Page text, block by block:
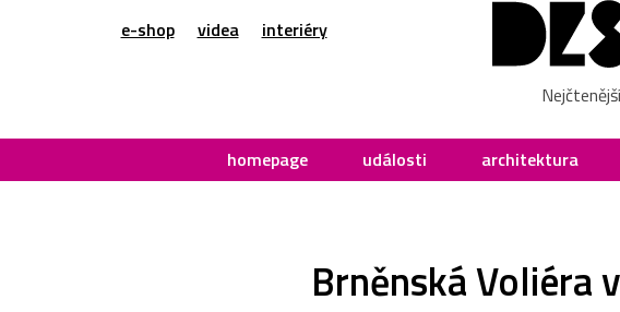
e-shop videa interiéry
homepage události architektura
Brněnská Voliéra